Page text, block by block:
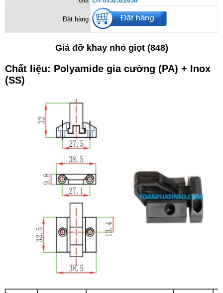
Đặt hàng
Giá đỡ khay nhỏ giọt (848)
Chất liệu: Polyamide gia cường (PA) + Inox
(SS)